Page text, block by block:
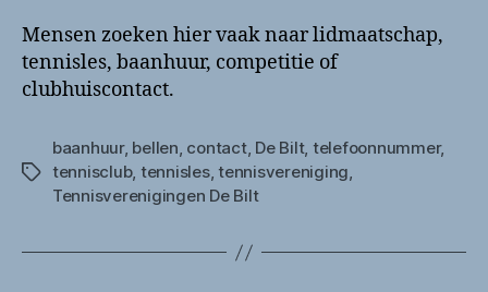
Mensen zoeken hier vaak naar lidmaatschap,
tennisles, baanhuur, competitie of
clubhuiscontact.
Tags
baanhuur, bellen, contact, De Bilt, telefoonnummer,
tennisclub, tennisles,tennisvereniging,
Tennisverenigingen De Bilt